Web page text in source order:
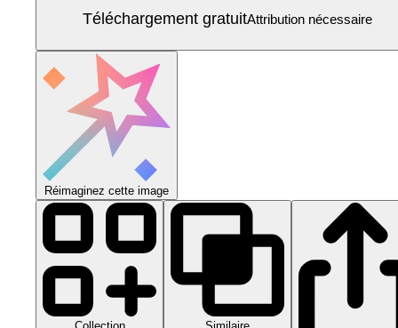
Téléchargement gratuitAttribution nécessaire
Réimaginez cette image